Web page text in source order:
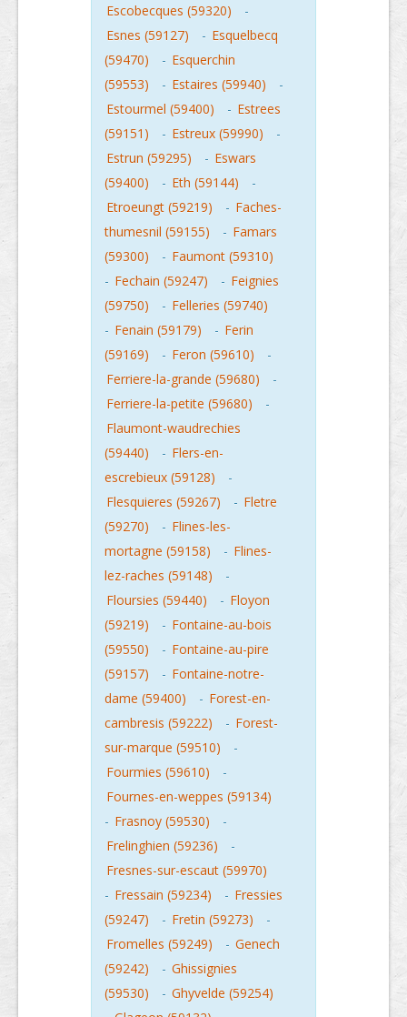
Escobecques (59320)
-
Esnes (59127)
- Esquelbecq
(59470)
- Esquerchin
(59553)
- Estaires (59940)
-
Estourmel (59400)
- Estrees
(59151)
- Estreux (59990)
-
Estrun (59295)
- Eswars
(59400)
- Eth (59144)
-
Etroeungt (59219)
- Faches-
thumesnil (59155)
- Famars
(59300)
- Faumont (59310)
- Fechain (59247) - Feignies
(59750)
- Felleries (59740)
- Fenain (59179) - Ferin
(59169)
- Feron (59610)
-
Ferriere-la-grande (59680)
-
Ferriere-la-petite (59680)
-
Flaumont-waudrechies
(59440)
- Flers-en-
escrebieux (59128)
-
Flesquieres (59267)
- Fletre
(59270)
- Flines-les-
mortagne (59158)
- Flines-
lez-raches (59148)
-
Floursies (59440)
- Floyon
(59219)
- Fontaine-au-bois
(59550)
- Fontaine-au-pire
(59157)
- Fontaine-notre-
dame (59400)
- Forest-en-
cambresis (59222)
- Forest-
sur-marque (59510)
-
Fourmies (59610)
-
Fournes-en-weppes (59134)
- Frasnoy (59530)
-
Frelinghien (59236)
-
Fresnes-sur-escaut (59970)
- Fressain (59234) - Fressies
(59247)
- Fretin (59273)
-
Fromelles (59249)
- Genech
(59242)
- Ghissignies
(59530)
- Ghyvelde (59254)